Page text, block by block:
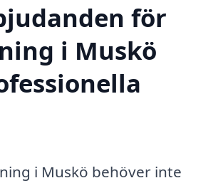
för
i Muskö
i Muskö behöver inte